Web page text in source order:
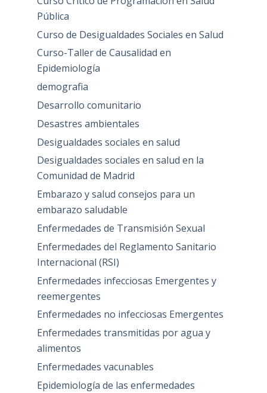
Pública
Curso de Desigualdades Sociales en Salud
Curso-Taller de Causalidad en
Epidemiología
demografia
Desarrollo comunitario
Desastres ambientales
Desigualdades sociales en salud
Desigualdades sociales en salud en la
Comunidad de Madrid
Embarazo y salud consejos para un
embarazo saludable
Enfermedades de Transmisión Sexual
Enfermedades del Reglamento Sanitario
Internacional (RSI)
Enfermedades infecciosas Emergentes y
reemergentes
Enfermedades no infecciosas Emergentes
Enfermedades transmitidas por agua y
alimentos
Enfermedades vacunables
Epidemiología de las enfermedades